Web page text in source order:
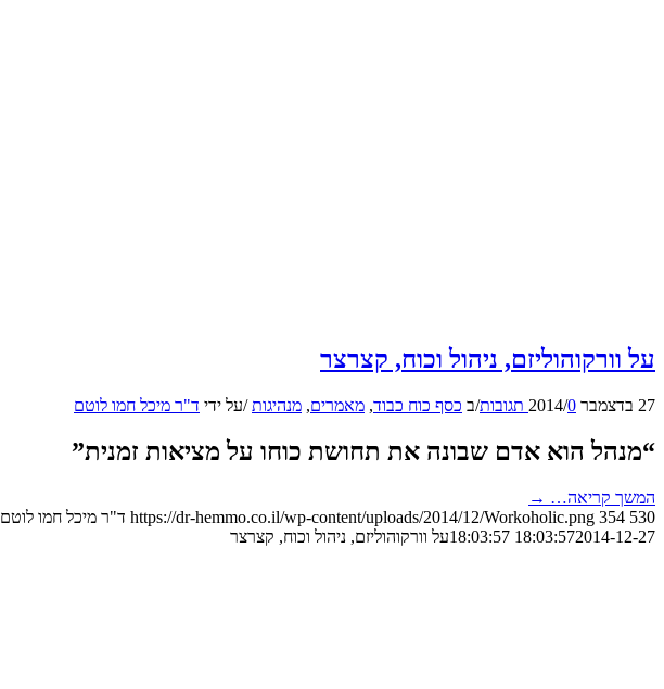
על וורקוהוליזם, ניהול וכוח, קצרצר
27 בדצמבר 2014 /0 תגובות /ב כסף כוח כבוד, מאמרים, מנהיגות /על ידי ד"ר מיכל חמו לוטם
“מנהל הוא אדם שבונה את תחושת כוחו על מציאות זמנית”
המשך קריאה… →
https://dr-hemmo.co.il/wp-content/uploads/2014/12/Workoholic.png 354 530 ד"ר מיכל חמו לוטם
18:03:572014-12-27 18:03:57 על וורקוהוליזם, ניהול וכוח, קצרצר